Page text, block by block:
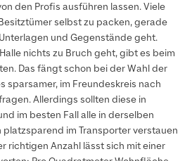
den Profis ausführen lassen. Viele
selbst zu packen, gerade
und Gegenstände geht.
nichts zu Bruch geht, gibt es beim
Das fängt schon bei der Wahl der
sparsamer, im Freundeskreis nach
Allerdings sollten diese in
im besten Fall alle in derselben
platzsparend im Transporter verstauen
richtigen Anzahl lässt sich mit einer